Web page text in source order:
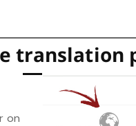
translation
on